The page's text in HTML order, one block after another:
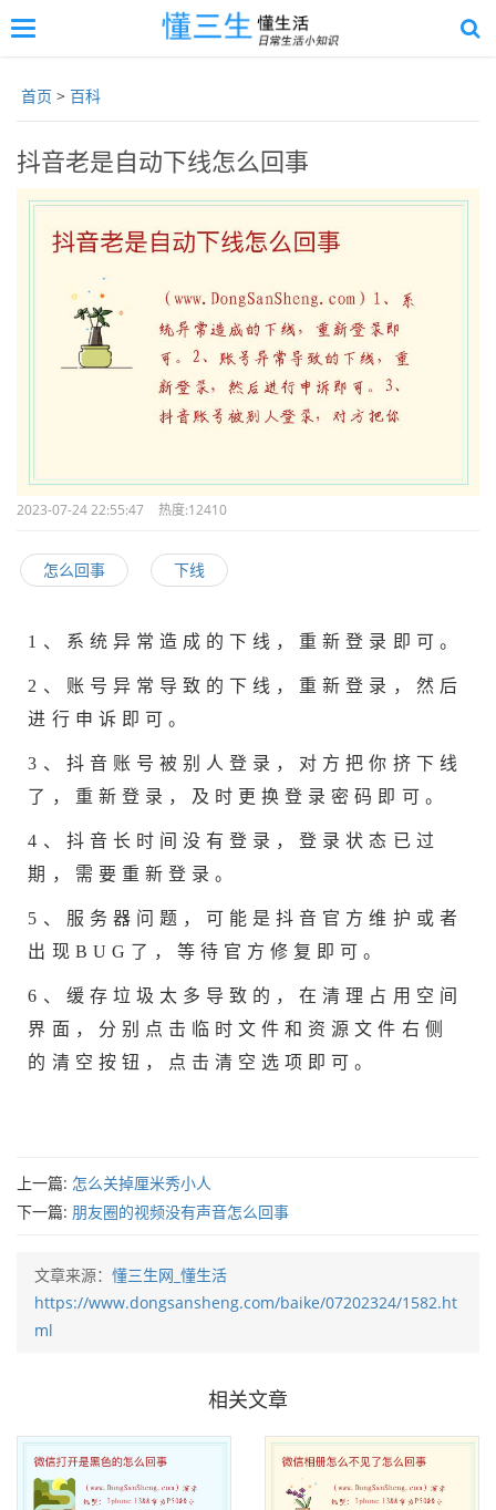
回
顶
切
航
首页 > 百科
抖音老是自动下线怎么回事
2023-07-24 22:55:47 热度:12410
怎么回事 下线
1、系统异常造成的下线，重新登录即可。
2、账号异常导致的下线，重新登录，然后
进行申诉即可。
3、抖音账号被别人登录，对方把你挤下线
了，重新登录，及时更换登录密码即可。
4、抖音长时间没有登录，登录状态已过
期，需要重新登录。
5、服务器问题，可能是抖音官方维护或者
出现BUG了，等待官方修复即可。
6、缓存垃圾太多导致的，在清理占用空间
界面，分别点击临时文件和资源文件右侧
的清空按钮，点击清空选项即可。
上一篇: 怎么关掉厘米秀小人
下一篇: 朋友圈的视频没有声音怎么回事
文章来源： 懂三生网_懂生活
https://www.dongsansheng.com/baike/07202324/1582.ht
ml
相关文章